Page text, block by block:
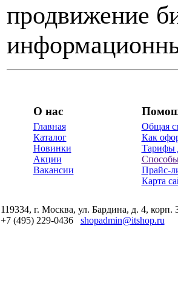
продвижение
О нас
Главная
Каталог
Новинки
Акции
Вакансии
Общая
Как
Тарифы
Прайс-
Карта
119334, г. Москва, ул. Бардина, д. 4, корп.
+7 (495) 229-0436 shopadmin@itshop.ru